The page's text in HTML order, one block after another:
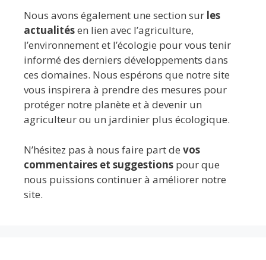
Nous avons également une section sur les
actualitésen lien avec l’agriculture,
l’environnement et l’écologie pour vous tenir
informé des derniers développements dans
ces domaines. Nous espérons que notre site
vous inspirera à prendre des mesures pour
protéger notre planète et à devenir un
agriculteur ou un jardinier plus écologique.
N’hésitez pas à nous faire part de vos
commentaires et suggestions pour que
nous puissions continuer à améliorer notre
site.